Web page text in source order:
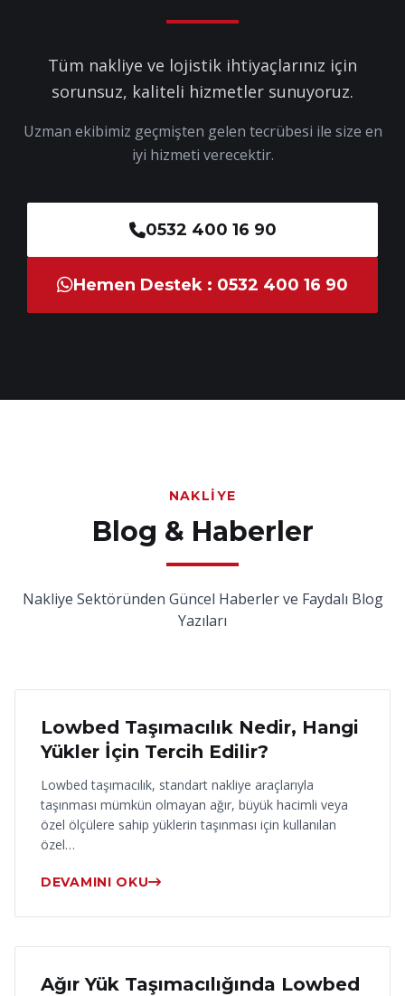
Tüm nakliye ve lojistik ihtiyaçlarınız için
sorunsuz, kaliteli hizmetler sunuyoruz.
Uzman ekibimiz geçmişten gelen tecrübesi ile size en
iyi hizmeti verecektir.
0532 400 16 90
Hemen Destek : 0532 400 16 90
NAKLIYE
Blog & Haberler
Nakliye Sektöründen Güncel Haberler ve Faydalı Blog
Yazıları
18 Haziran 2026
Lowbed Taşımacılık Nedir, Hangi
Yükler İçin Tercih Edilir?
Lowbed taşımacılık, standart nakliye araçlarıyla
taşınması mümkün olmayan ağır, büyük hacimli veya
özel ölçülere sahip yüklerin taşınması için kullanılan
özel…
DEVAMINI OKU
17 Haziran 2026
Ağır Yük Taşımacılığında Lowbed